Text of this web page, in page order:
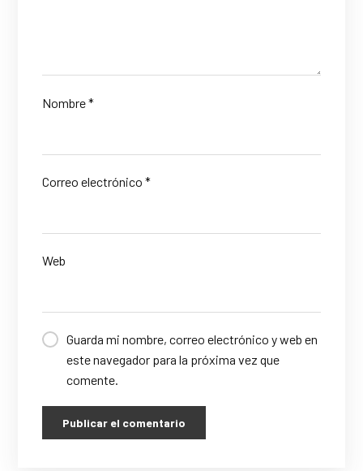
Nombre*
Correo electrónico*
Web
Guarda mi nombre, correo electrónico y web en
este navegador para la próxima vez que
comente.